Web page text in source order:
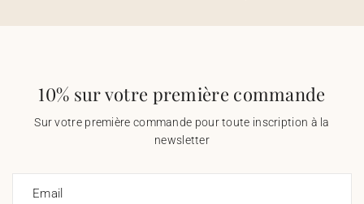
10% sur votre première commande
Sur votre première commande pour toute inscription à la
newsletter
Email